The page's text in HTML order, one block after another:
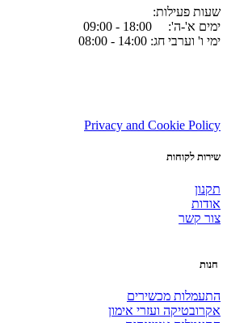
:שעות פעילות
ימים א'-ה': 18:00 - 09:00
ימי ו' וערבי חג: 14:00 - 08:00
Privacy and Cookie Policy
שירות לקוחות
תקנון
אודות
צור קשר
התעמלות מכשירים
אקרובטיקה ועזרי אימון